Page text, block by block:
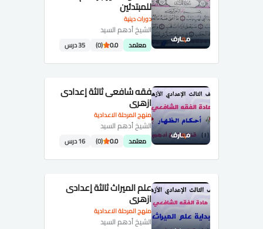
دورات دينية
للمبتدئين
الشيخ أدهم السيد
معتمد 0.0
(0) 35 درس
منهج المرحلة الاعدادية
فقه شافعى ثالثة إعدادى
ازهرى
الشيخ أدهم السيد
معتمد 0.0
(0) 16 درس
منهج المرحلة الاعدادية
علم الميراث ثالثة إعدادى
ازهرى
الشيخ أدهم السيد